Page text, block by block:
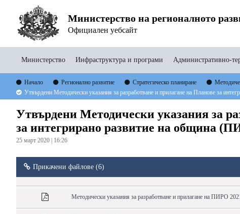
Министерство на регионалното
Официален уебсайт
Министерство Инфраструктура и програми Административно-
Начало Регионално развитие Стратегическо планиране
Утвърдени Методически указания за разработване и прилагане на Планове за
Утвърдени Методически указания за
за интегрирано развитие на община
25 март 2020 | 16:26
Прикачени файлове (6)
Методически указания за разработване и прилагане на ПИРО